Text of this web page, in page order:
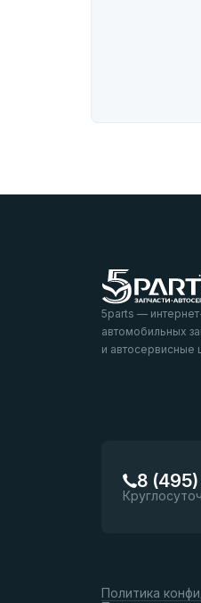
5parts —
автомобильных
и автосервисные
8
Политика